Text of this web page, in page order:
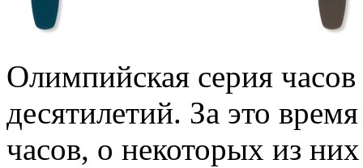
Олимпийская серия
десятилетий. За это
часов, о некоторых из